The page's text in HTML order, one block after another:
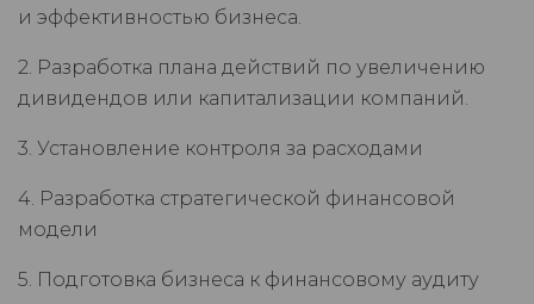
и эффективностью бизнеса.
2. Разработка плана действий по увеличению
дивидендов или капитализации компаний.
3. Установление контроля за расходами
4. Разработка стратегической финансовой
модели
5. Подготовка бизнеса к финансовому аудиту